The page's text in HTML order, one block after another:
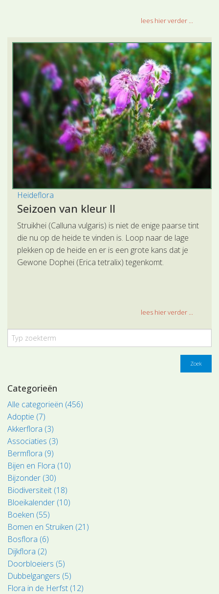
lees hier verder ...
Heideflora
Seizoen van kleur II
Struikhei (Calluna vulgaris) is niet de enige paarse tint
die nu op de heide te vinden is. Loop naar de lage
plekken op de heide en er is een grote kans dat je
Gewone Dophei (Erica tetralix) tegenkomt.
lees hier verder ...
Zoek
Categorieën
Alle categorieën (456)
Adoptie (7)
Akkerflora (3)
Associaties (3)
Bermflora (9)
Bijen en Flora (10)
Bijzonder (30)
Biodiversiteit (18)
Bloeikalender (10)
Boeken (55)
Bomen en Struiken (21)
Bosflora (6)
Dijkflora (2)
Doorbloeiers (5)
Dubbelgangers (5)
Flora in de Herfst (12)